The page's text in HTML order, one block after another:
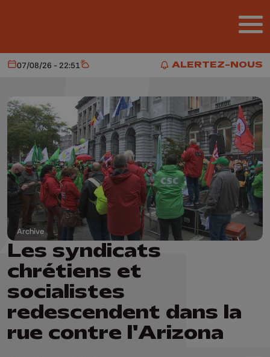
ALERTEZ-NOUS
ALERTEZ-NOUS
Aujourd'hui
07/08/26 - 22:51 Météo
Les syndicats
chrétiens et
socialistes
redescendent dans la
rue contre l'Arizona
Archive